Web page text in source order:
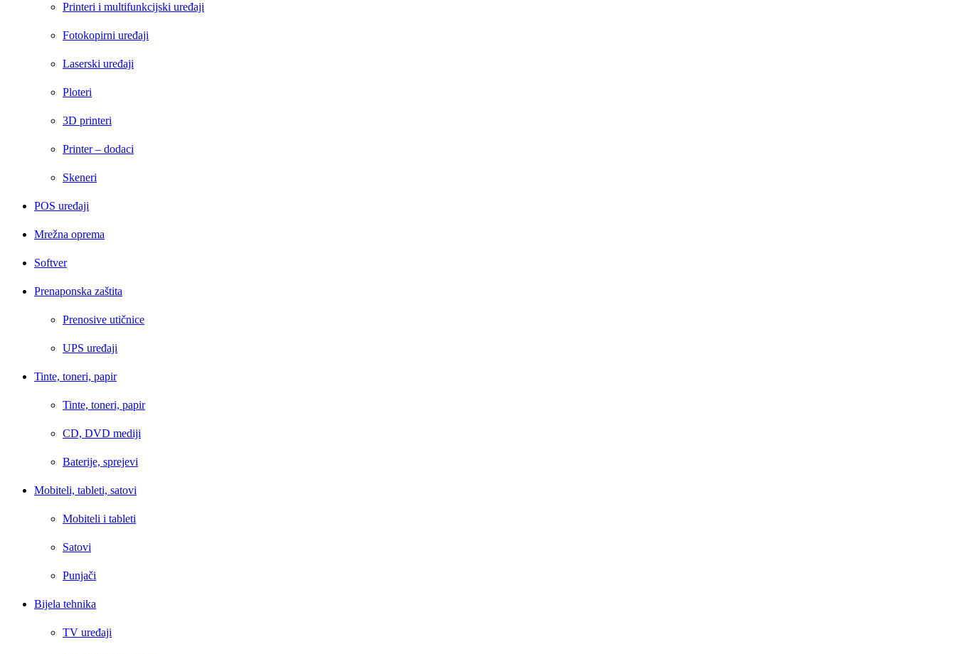
Printeri i multifunkcijski uređaji
Fotokopirni uređaji
Laserski uređaji
Ploteri
3D printeri
Printer – dodaci
Skeneri
POS uređaji
Mrežna oprema
Softver
Prenaponska zaštita
Prenosive utičnice
UPS uređaji
Tinte, toneri, papir
Tinte, toneri, papir
CD, DVD mediji
Baterije, sprejevi
Mobiteli, tableti, satovi
Mobiteli i tableti
Satovi
Punjači
Bijela tehnika
TV uređaji